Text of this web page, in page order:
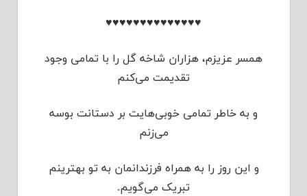
♥♥♥♥♥♥♥♥♥♥♥♥♥♥
همسر عزیزم، هزاران شاخه گل را با تمامی وجود
تقدیمت می‌کنم
و به خاطر تمامی خوبی‌هایت بر دستانت بوسه
می‌زنم
و این روز را به همراه فرزندانمان به تو بهترینم
تبریک می‌گویم.